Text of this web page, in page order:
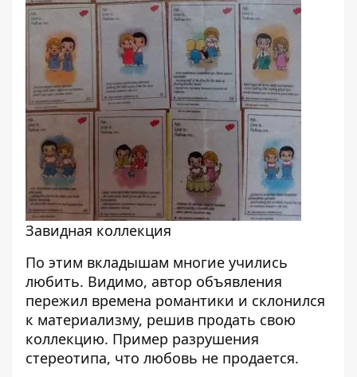
Завидная коллекция
По этим вкладышам многие учились
любить. Видимо, автор объявления
пережил времена романтики и склонился
к материализму, решив продать свою
коллекцию. Пример разрушения
стереотипа, что любовь не продается.